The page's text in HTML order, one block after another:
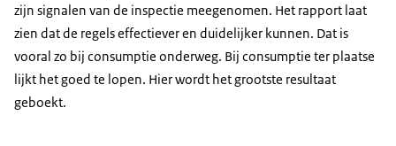
zijn signalen van de inspectie meegenomen. Het rapport laat
zien dat de regels effectiever en duidelijker kunnen. Dat is
vooral zo bij consumptie onderweg. Bij consumptie ter plaatse
lijkt het goed te lopen. Hier wordt het grootste resultaat
geboekt.